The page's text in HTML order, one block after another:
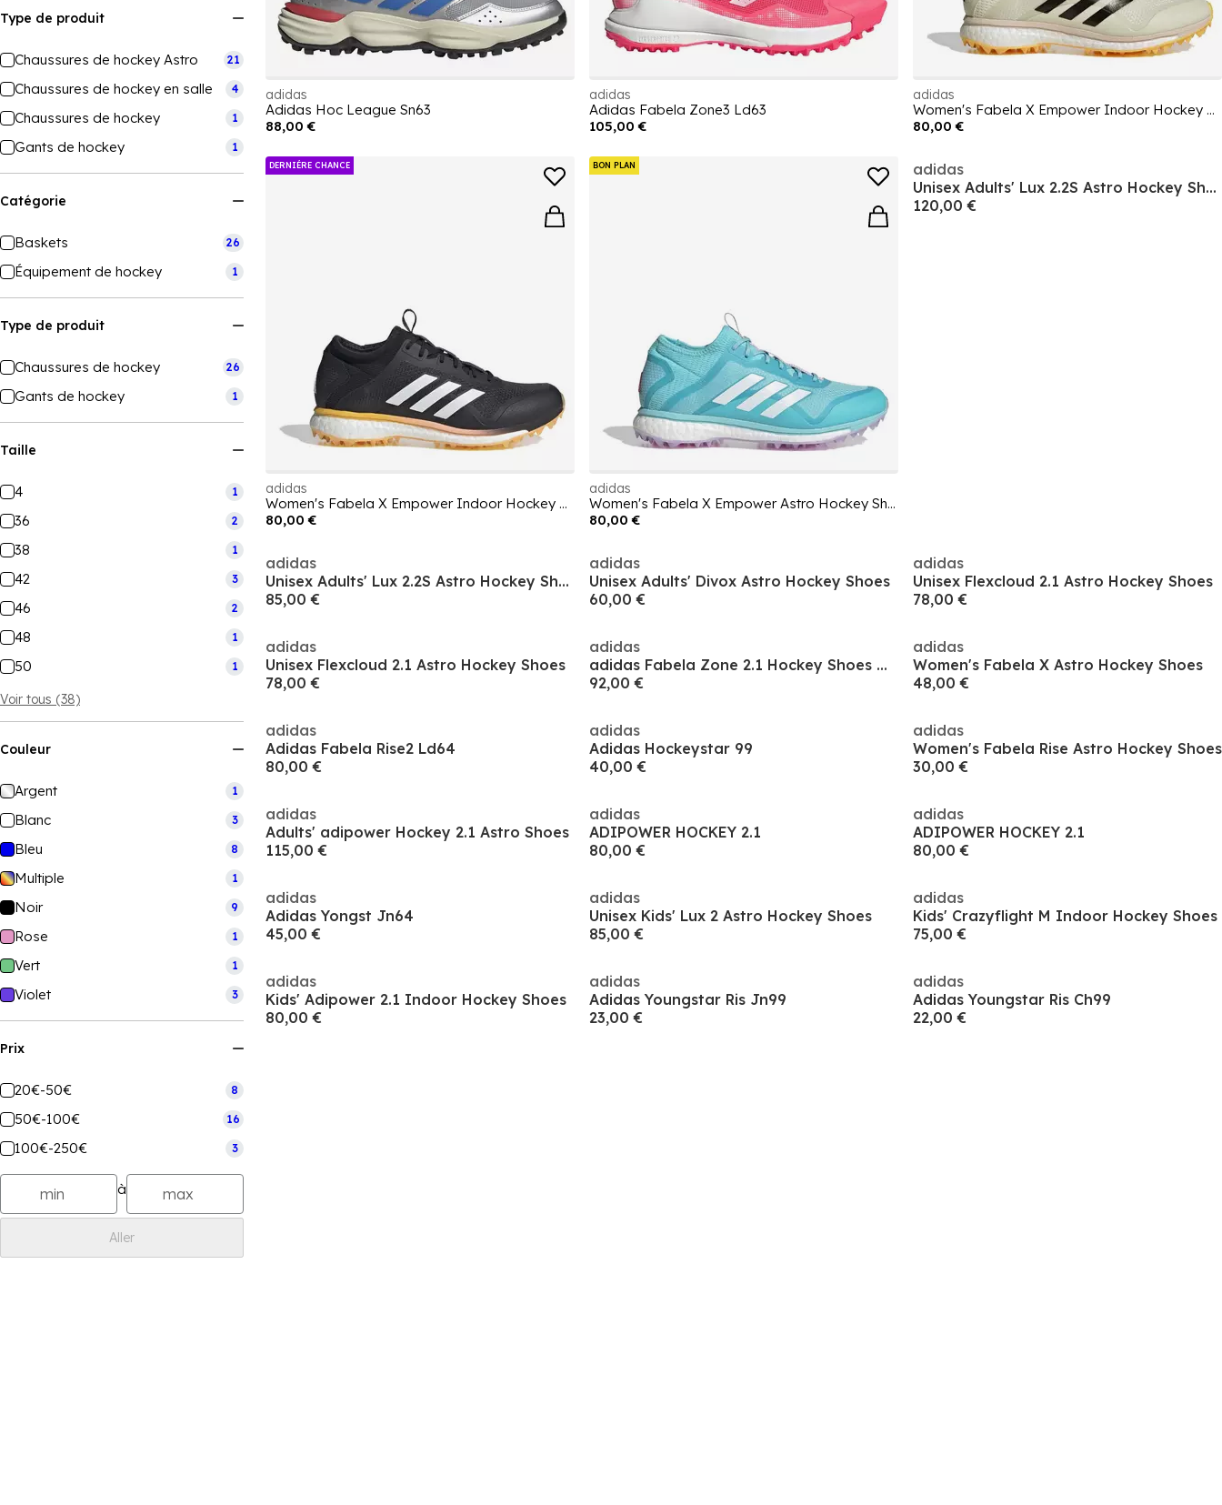
Type de produit
Chaussures de hockey Astro 21
Chaussures de hockey en salle 4
Chaussures de hockey 1
Gants de hockey 1
Catégorie
Baskets 26
Équipement de hockey 1
Type de produit
Chaussures de hockey 26
Gants de hockey 1
Taille
4 1
36 2
38 1
42 3
46 2
48 1
50 1
Voir tous (38)
Couleur
Argent 1
Blanc 3
Bleu 8
Multiple 1
Noir 9
Rose 1
Vert 1
Violet 3
Prix
20€-50€ 8
50€-100€ 16
100€-250€ 3
à
Aller
adidas
Adidas Hoc League Sn63
88,00 €
adidas
Adidas Fabela Zone3 Ld63
105,00 €
adidas
Women's Fabela X Empower Indoor Hockey Shoes
80,00 €
DERNIÉRE CHANCE
adidas
Women's Fabela X Empower Indoor Hockey Shoes
80,00 €
BON PLAN
adidas
Women's Fabela X Empower Astro Hockey Shoes
80,00 €
adidas
Unisex Adults' Lux 2.2S Astro Hockey Shoes
120,00 €
adidas
Unisex Adults' Lux 2.2S Astro Hockey Shoes
85,00 €
adidas
Unisex Adults' Divox Astro Hockey Shoes
60,00 €
adidas
Unisex Flexcloud 2.1 Astro Hockey Shoes
78,00 €
adidas
Unisex Flexcloud 2.1 Astro Hockey Shoes
78,00 €
adidas
adidas Fabela Zone 2.1 Hockey Shoes Womens
92,00 €
adidas
Women's Fabela X Astro Hockey Shoes
48,00 €
adidas
Adidas Fabela Rise2 Ld64
80,00 €
adidas
Adidas Hockeystar 99
40,00 €
adidas
Women's Fabela Rise Astro Hockey Shoes
30,00 €
adidas
Adults' adipower Hockey 2.1 Astro Shoes
115,00 €
adidas
ADIPOWER HOCKEY 2.1
80,00 €
adidas
ADIPOWER HOCKEY 2.1
80,00 €
adidas
Adidas Yongst Jn64
45,00 €
adidas
Unisex Kids' Lux 2 Astro Hockey Shoes
85,00 €
adidas
Kids' Crazyflight M Indoor Hockey Shoes
75,00 €
adidas
Kids' Adipower 2.1 Indoor Hockey Shoes
80,00 €
adidas
Adidas Youngstar Ris Jn99
23,00 €
adidas
Adidas Youngstar Ris Ch99
22,00 €